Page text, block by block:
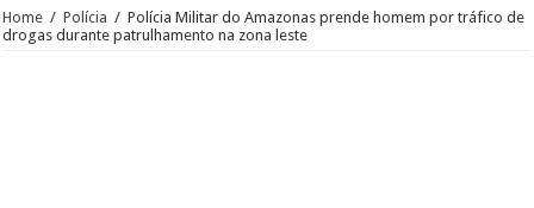
Home / Polícia / Polícia Militar do Amazonas prende homem por tráfico de
drogas durante patrulhamento na zona leste